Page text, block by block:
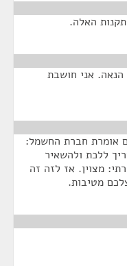
האלה.
אני חושבת
אומרת חברת החשמל:
ללכת ולהשאיר
47 שניות. אמרתי: מצוין. אז לזה זה